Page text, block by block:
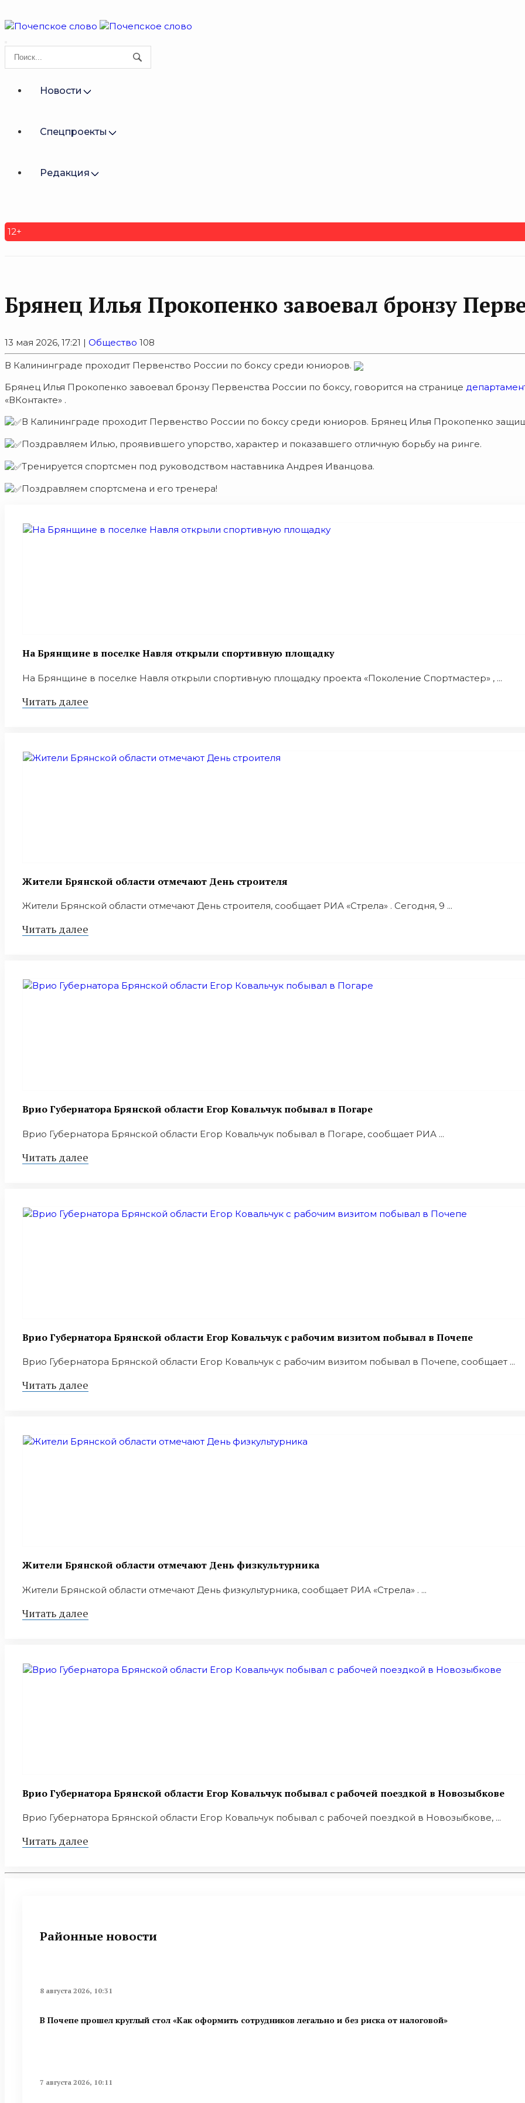
Новости
Спецпроекты
Редакция
12+
Брянец Илья Прокопенко завоевал бронзу
13 мая 2026, 17:21 | Общество 108
В Калининграде проходит Первенство России по боксу среди юниоров.
Брянец Илья Прокопенко завоевал бронзу Первенства России по боксу, говорится на странице
«ВКонтакте» .
В Калининграде проходит Первенство России по боксу среди юниоров. Брянец Илья Прокопенко
Поздравляем Илью, проявившего упорство, характер и показавшего отличную борьбу на ринге.
Тренируется спортсмен под руководством наставника Андрея Иванцова.
Поздравляем спортсмена и его тренера!
На Брянщине в поселке Навля открыли спортивную площадку
На Брянщине в поселке Навля открыли спортивную площадку проекта «Поколение Спортмастер» , ...
Читать далее
Жители Брянской области отмечают День строителя
Жители Брянской области отмечают День строителя, сообщает РИА «Стрела» . Сегодня, 9 ...
Читать далее
Врио Губернатора Брянской области Егор Ковальчук побывал в Погаре
Врио Губернатора Брянской области Егор Ковальчук побывал в Погаре, сообщает РИА ...
Читать далее
Врио Губернатора Брянской области Егор Ковальчук с рабочим визитом побывал в Почепе
Врио Губернатора Брянской области Егор Ковальчук с рабочим визитом побывал в Почепе, сообщает ...
Читать далее
Жители Брянской области отмечают День физкультурника
Жители Брянской области отмечают День физкультурника, сообщает РИА «Стрела» . ...
Читать далее
Врио Губернатора Брянской области Егор Ковальчук побывал с рабочей поездкой в Новозыбкове
Врио Губернатора Брянской области Егор Ковальчук побывал с рабочей поездкой в Новозыбкове, ...
Читать далее
Районные новости
8 августа 2026, 10:31
В Почепе прошел круглый стол «Как оформить сотрудников легально и без риска от налоговой»
7 августа 2026, 10:11